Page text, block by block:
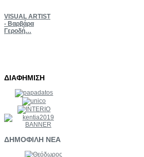
VISUAL ARTIST
- Βαρβάρα
Γεροδή…
ΔΙΑΦΗΜΙΣΗ
ΔΗΜΟΦΙΛΗ ΝΕΑ